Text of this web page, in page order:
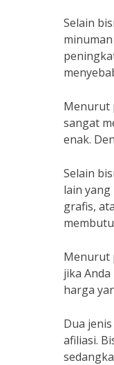
Selain
Menurut
sangat
enak.
Selain
lain yang
grafis,
Menurut
jika
harga
Dua
afiliasi.